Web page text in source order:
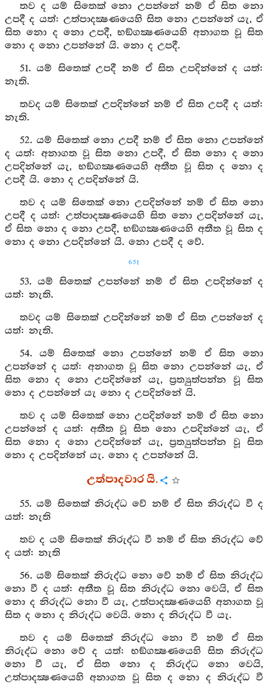
තව ද යම් සිතෙක් නො උපන්නේ නම් ඒ සිත නො
උපදී ද යත්: උත්පාදක්‍ෂණයෙහි සිත නො උපන්නේ යැ, ඒ
සිත නො ද නො උපදී, භඞ්ගක්‍ෂණයෙහි අනාගත වූ සිත
නො ද නො උපන්නේ යි. නො ද උපදී.
51. යම් සිතෙක් උපදී නම් ඒ සිත උපදින්නේ ද යත්:
නැති.
තවද යම් සිතෙක් උපදින්නේ නම් ඒ සිත උපදී ද යත්:
නැති.
52. යම් සිතෙක් නො උපදී නම් ඒ සිත නො උපන්නේ
ද යත්: අනාගත වූ සිත නො උපදී, ඒ සිත නො ද නො
උපදින්නේ යැ, භඞ්ගක්‍ෂණයෙහි අතීත වූ සිත ද නො ද
උපදී යි. නො ද උපදින්නේ යි.
තව ද යම් සිතෙක් නො උපදින්නේ නම් ඒ සිත නො
උපදී ද යත්: උත්පාදක්‍ෂණයෙහි සිත නො උපදින්නේ යැ,
ඒ සිත නො ද නො උපදී, භඞ්ගක්‍ෂණයෙහි අතීත වූ සිත ද
නො ද නො උපදින්නේ යි. නො උපදී ද වේ.
651
53. යම් සිතෙක් උපන්නේ නම් ඒ සිත උපදින්නේ ද
යත්: නැති.
තවද යම් සිතෙක් උපදින්නේ නම් ඒ සිත උපන්නේ ද
යත්: නැති.
54. යම් සිතෙක් නො උපන්නේ නම් ඒ සිත නො
උපන්නේ ද යත්: අනාගත වූ සිත නො උපන්නේ යැ, ඒ
සිත නො ද නො උපදින්නේ යැ, ප්‍රත්‍යුත්පන්න වූ සිත
නො ද උපන්නේ යැ නො ද උපදින්නේ යි.
තව ද යම් සිතෙක් නො උපදින්නේ නම් ඒ සිත නො
උපන්නේ ද යත්: අතීත වූ සිත නො උපදින්නේ යැ, ඒ
සිත නො ද නො උපදින්නේ යැ, ප්‍රත්‍යුත්පන්න වූ සිත
නො ද උපදින්නේ යැ. නො ද උපන්නේ යි.
උත්පාදවාර යි.
55. යම් සිතෙක් නිරුද්ධ වේ නම් ඒ සිත නිරුද්ධ වී ද
යත්: නැති
තව ද යම් සිතෙක් නිරුද්ධ වී නම් ඒ සිත නිරුද්ධ වේ
ද යත්: නැති
56. යම් සිතෙක් නිරුද්ධ නො වේ නම් ඒ සිත නිරුද්ධ
නො වී ද යත්: අතීත වූ සිත නිරුද්ධ නො වෙයි, ඒ සිත
නො ද නිරුද්ධ නො වී යැ, උත්පාදක්‍ෂණයෙහි අනාගත වූ
සිත ද නො ද නිරුද්ධ වෙයි. නො ද නිරුද්ධ වී යැ.
තව ද යම් සිතෙක් නිරුද්ධ නො වී නම් ඒ සිත
නිරුද්ධ නො වේ ද යත්: භඞ්ගක්‍ෂණයෙහි සිත නිරුද්ධ
නො වී යැ, ඒ සිත නො ද නිරුද්ධ නො වෙයි,
උත්පාදක්‍ෂණයෙහි අනාගත වූ සිත ද නො ද නිරුද්ධ වී